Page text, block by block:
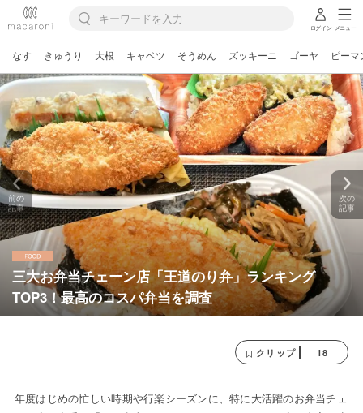
ログイン メニュー
なす きゅうり 大根 キャベツ そうめん ズッキーニ ゴーヤ ピーマ
三大お弁当チェーン店「王道のり弁」ランキング
TOP3！最高のコスパ弁当を調査
前の
記事
次の
記事
クリップ 18
年度はじめの忙しい時期や行楽シーズンに、特に大活躍のお弁当チェ